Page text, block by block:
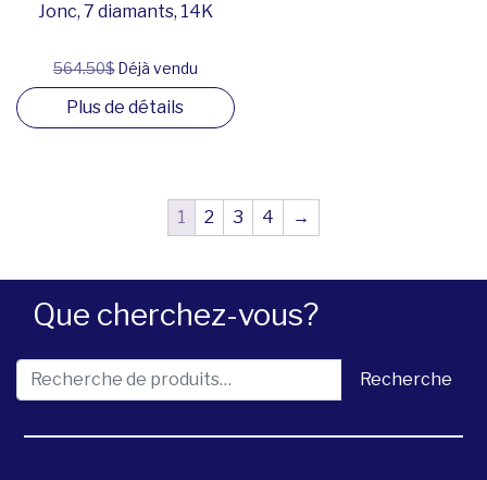
Que cherchez-vous?
Recherche pour : Recherche
Jonc, 7 diamants, 14K
564.50$Déjà vendu
Plus de détails
1 2 3 4 →